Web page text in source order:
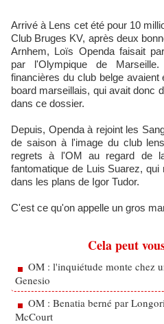
Arrivé à Lens cet été pour 10 millions d'euros en provenance du
Club Bruges KV, après deux
Arnhem, Loïs Openda faisait
par l'Olympique de
financières du club belge
board marseillais, qui avait donc
dans ce dossier.
Depuis, Openda à rejoint les
de saison à l'image du club
regrets à l'OM au regard de
fantomatique de Luis Suarez,
dans les plans de Igor Tudor.
C'est ce qu'on appelle un gros
Cela peut
OM : l'inquiétude monte chez
Genesio
OM : Benatia berné par
McCourt